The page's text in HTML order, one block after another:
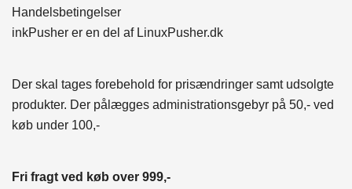
Handelsbetingelser
inkPusher er en del af LinuxPusher.dk
Der skal tages forebehold for prisændringer samt udsolgte
produkter. Der pålægges administrationsgebyr på 50,- ved
køb under 100,-
Fri fragt ved køb over 999,-